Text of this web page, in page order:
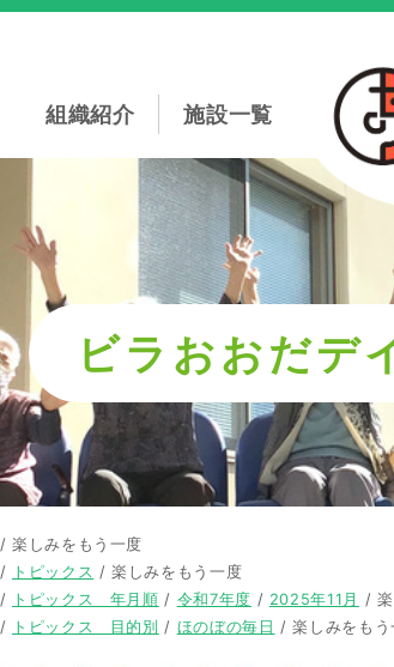
組織紹介 施設一覧
ビラおおだデ
/楽しみをもう一度
/ トピックス /楽しみをもう一度
/ トピックス 年月順 / 令和7年度 / 2025年11月 /
/ トピックス 目的別 / ほのぼの毎日 /楽しみをもう